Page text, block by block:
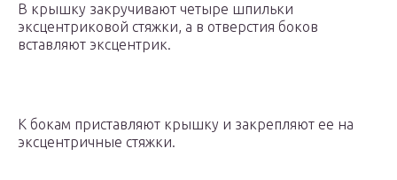
В крышку закручивают четыре шпильки
эксцентриковой стяжки, а в отверстия боков
вставляют эксцентрик.
К бокам приставляют крышку и закрепляют ее на
эксцентричные стяжки.